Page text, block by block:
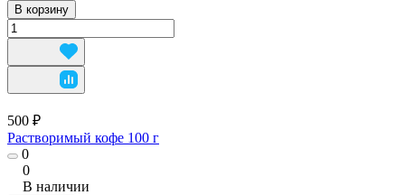
В корзину
500 ₽
Растворимый кофе 100 г
0
0
В наличии